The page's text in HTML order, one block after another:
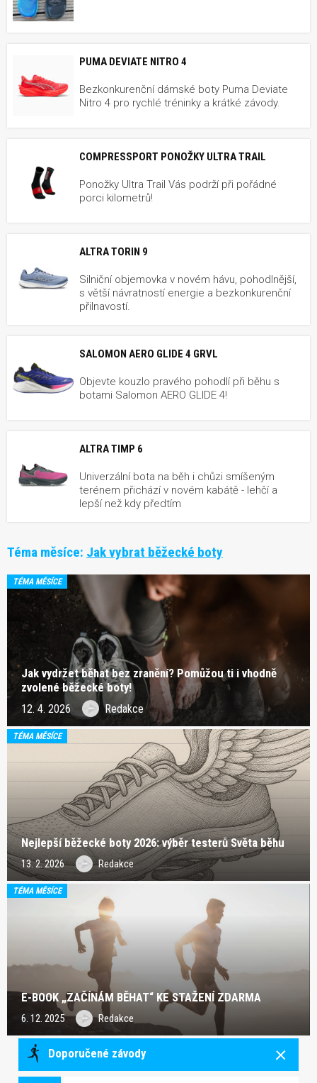
PUMA DEVIATE NITRO 4
Bezkonkurenční dámské boty Puma Deviate
Nitro 4 pro rychlé tréninky a krátké závody.
COMPRESSPORT PONOŽKY ULTRA TRAIL
Ponožky Ultra Trail Vás podrží při pořádné
porci kilometrů!
ALTRA TORIN 9
Silniční objemovka v novém hávu, pohodlnější,
s větší návratností energie a bezkonkurenční
přilnavostí.
SALOMON AERO GLIDE 4 GRVL
Objevte kouzlo pravého pohodlí při běhu s
botami Salomon AERO GLIDE 4!
ALTRA TIMP 6
Univerzální bota na běh i chůzi smíšeným
terénem přichází v novém kabátě - lehčí a
lepší než kdy předtím
Téma měsíce: Jak vybrat běžecké boty
TÉMA MĚSÍCE
Jak vydržet běhat bez zranění? Pomůžou ti i vhodně
zvolené běžecké boty!
12. 4. 2026 Redakce
TÉMA MĚSÍCE
Nejlepší běžecké boty 2026: výběr testerů Světa běhu
13. 2. 2026 Redakce
TÉMA MĚSÍCE
E-BOOK „ZAČÍNÁM BĚHAT“ KE STAŽENÍ ZDARMA
6. 12. 2025 Redakce
Doporučené závody